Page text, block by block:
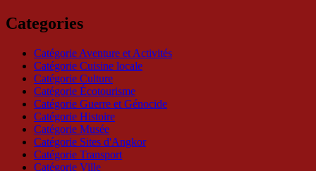
Categories
Catégorie Aventure et Activités
Catégorie Cuisine locale
Catégorie Culture
Catégorie Écotourisme
Catégorie Guerre et Génocide
Catégorie Histoire
Catégorie Musée
Catégorie Sites d'Angkor
Catégorie Transport
Catégorie Ville